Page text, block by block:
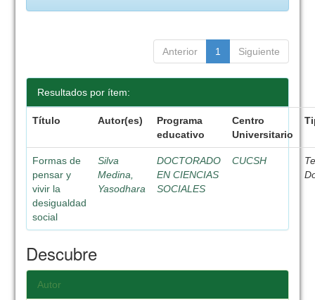
Anterior 1 Siguiente
Resultados por ítem:
Título Autor(es)
Programa
educativo
Centro
Universitario
Formas de
pensar y
vivir la
desigualdad
social
Silva
Medina,
Yasodhara
DOCTORADO
EN CIENCIAS
SOCIALES
CUCSH
Descubre
Autor